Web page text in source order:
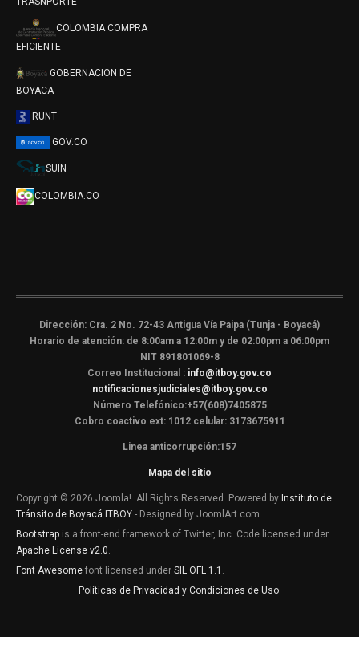
COLOMBIA COMPRA
EFICIENTE
GOBERNACION DE
BOYACA
RUNT
GOV.CO
SUIN
COLOMBIA.CO
Dirección: Cra. 2 No. 72-43 Antigua Vía Paipa (Tunja - Boyacá)
Horario de atención: de 8:00am a 12:00m y de 02:00pm a 06:00pm
NIT 891801069-8
Correo Institucional : info@itboy.gov.co
notificacionesjudiciales@itboy.gov.co
Número Telefónico:+57(608)7405875
Cobro coactivo ext: 1012 celular: 3173675911
Linea anticorrupción:157
Mapa del sitio
Copyright © 2026 Joomla!. All Rights Reserved. Powered by Instituto de
Tránsito de Boyacá ITBOY - Designed by JoomlArt.com.
Bootstrap is a front-end framework of Twitter, Inc. Code licensed under
Apache License v2.0.
Font Awesome font licensed under SIL OFL 1.1 .
Políticas de Privacidad y Condiciones de Uso.